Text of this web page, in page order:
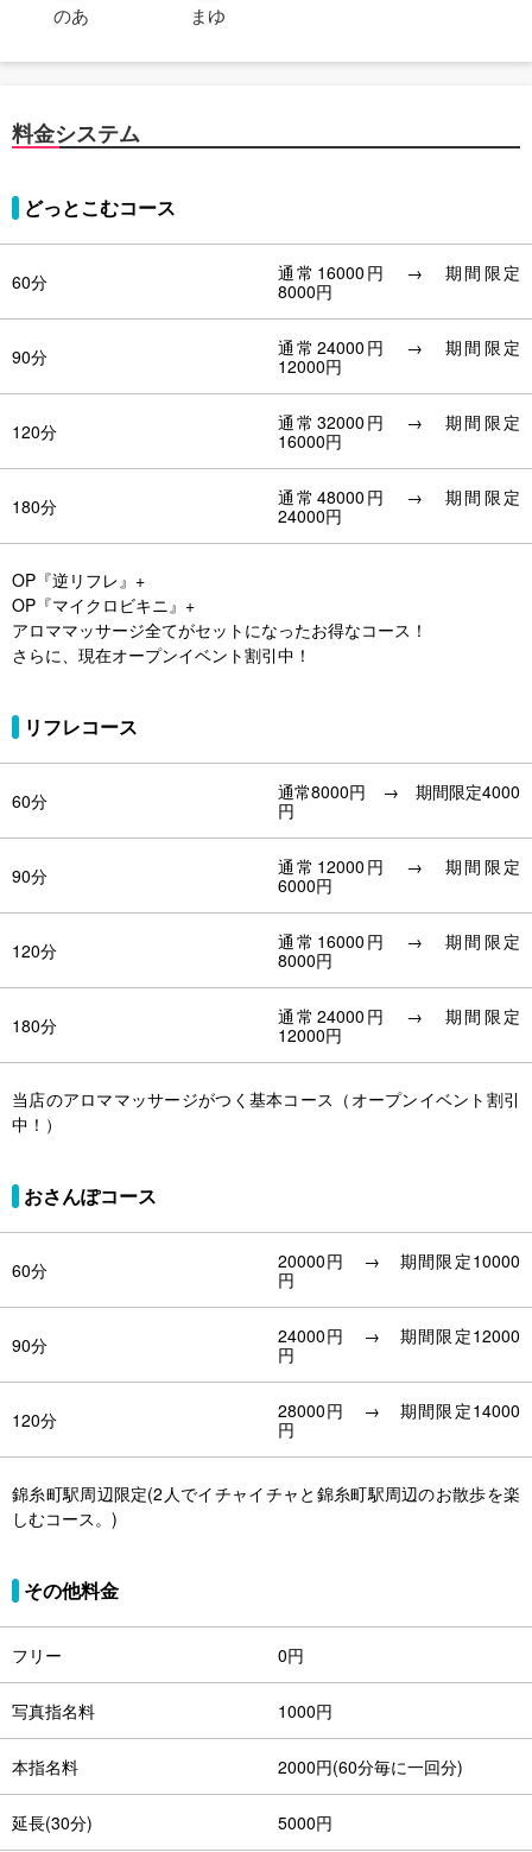
のあ まゆ
料金システム
どっとこむコース
60分
通常16000円 → 期間限定
8000円
90分
通常24000円 → 期間限定
12000円
120分
通常32000円 → 期間限定
16000円
180分
通常48000円 → 期間限定
24000円
OP『逆リフレ』+
OP『マイクロビキニ』+
アロママッサージ全てがセットになったお得なコース！
さらに、現在オープンイベント割引中！
リフレコース
60分
通常8000円 → 期間限定4000
円
90分
通常12000円 → 期間限定
6000円
120分
通常16000円 → 期間限定
8000円
180分
通常24000円 → 期間限定
12000円
当店のアロママッサージがつく基本コース（オープンイベント割引
中！）
おさんぽコース
60分
20000円 → 期間限定10000
円
90分
24000円 → 期間限定12000
円
120分
28000円 → 期間限定14000
円
錦糸町駅周辺限定(2人でイチャイチャと錦糸町駅周辺のお散歩を楽
しむコース。)
その他料金
フリー 0円
写真指名料 1000円
本指名料 2000円(60分毎に一回分)
延長(30分) 5000円